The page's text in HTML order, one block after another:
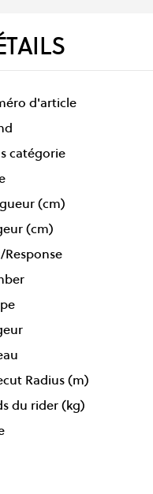
d'article
catégorie
(cm)
(cm)
Response
Radius (m)
du rider (kg)